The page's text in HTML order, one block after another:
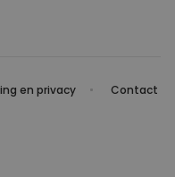
en privacy Contact